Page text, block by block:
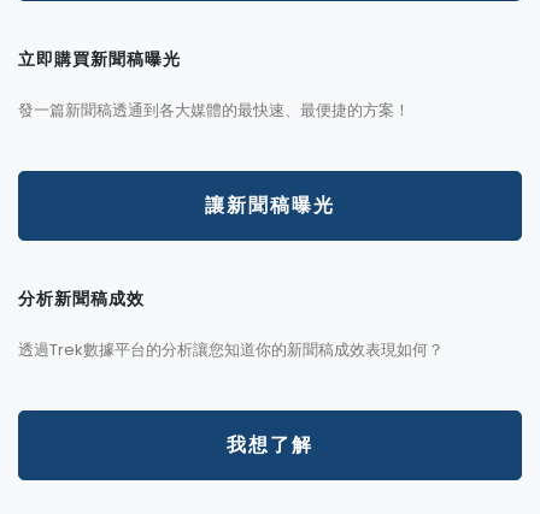
立即購買新聞稿曝光
發一篇新聞稿透通到各大媒體的最快速、最便捷的方案！
讓新聞稿曝光
分析新聞稿成效
透過Trek數據平台的分析讓您知道你的新聞稿成效表現如何？
我想了解